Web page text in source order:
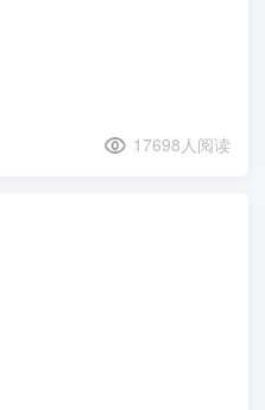
17698人阅读